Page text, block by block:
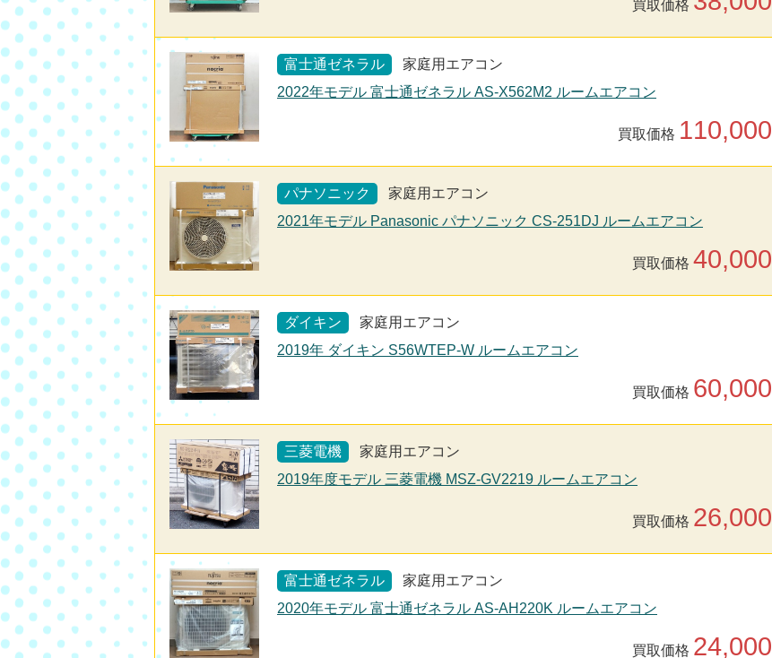
買取価格
富士通ゼネラル
家庭用エアコン
2022年モデル 富士通ゼネラル AS-X562M2 ルームエアコン
買取価格 110,000
パナソニック
家庭用エアコン
2021年モデル Panasonic パナソニック CS-251DJ ルームエアコン
買取価格 40,000
ダイキン
家庭用エアコン
2019年 ダイキン S56WTEP-W ルームエアコン
買取価格 60,000
三菱電機
家庭用エアコン
2019年度モデル 三菱電機 MSZ-GV2219 ルームエアコン
買取価格 26,000
富士通ゼネラル
家庭用エアコン
2020年モデル 富士通ゼネラル AS-AH220K ルームエアコン
買取価格 24,000